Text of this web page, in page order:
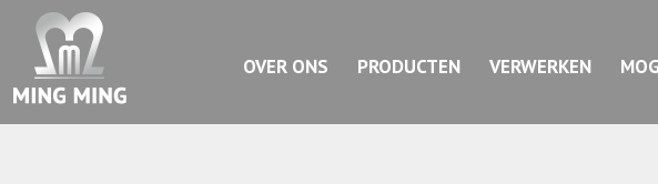
OVER ONS PRODUCTEN VERWERKEN